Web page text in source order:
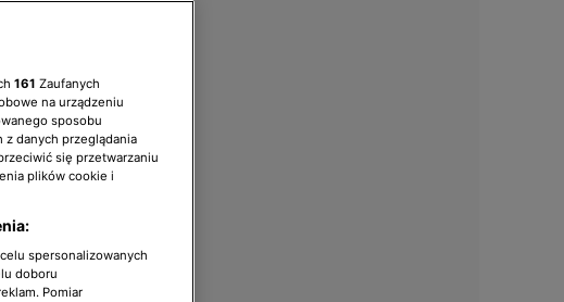
161 Zaufanych
na urządzeniu
sposobu
z danych przeglądania
się przetwarzaniu
plików cookie i
spersonalizowanych
doboru
Pomiar